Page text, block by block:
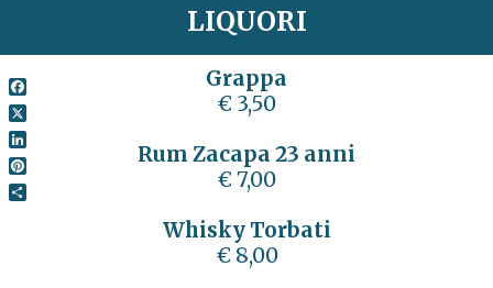
LIQUORI
Grappa
€ 3,50
Rum Zacapa 23 anni
€ 7,00
Whisky Torbati
€ 8,00
Facebook
X
LinkedIn
Pinterest